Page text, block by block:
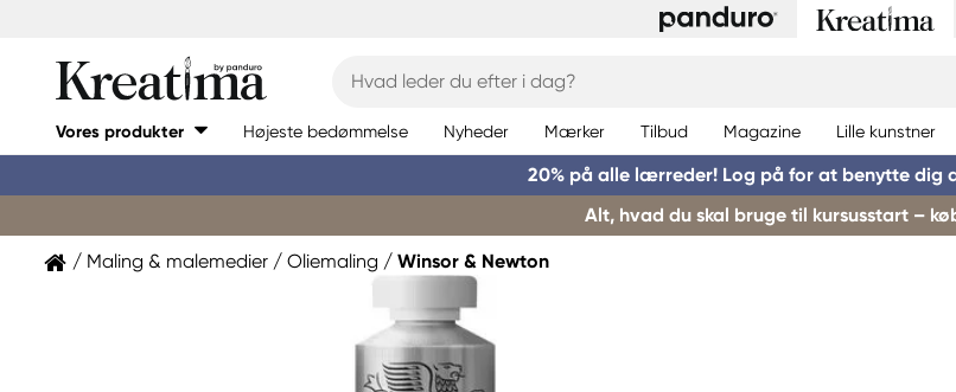
Vores produkter Højeste bedømmelse Nyheder Mærker Tilbud Magazine Lille kunstner
20% på alle lærreder! Log på for at benytte dig
Alt, hvad du skal bruge til kursusstart –
Maling & malemedier Oliemaling Winsor & Newton